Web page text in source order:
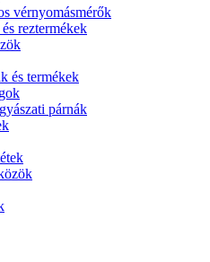
vérnyomásmérők
reztermékek
és termékek
párnák